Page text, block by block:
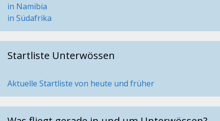
in Namibia
in Südafrika
Startliste Unterwössen
Aktuelle Startliste von heute und früher